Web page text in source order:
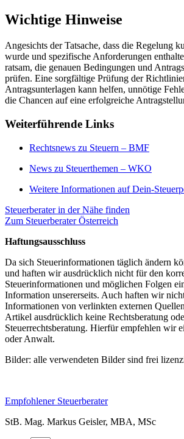
Wichtige Hinweise
Angesichts der Tatsache, dass die Regelung
wurde und spezifische Anforderungen
ratsam, die genauen Bedingungen und
prüfen. Eine sorgfältige Prüfung der
Antragsunterlagen kann helfen, unnötige
die Chancen auf eine erfolgreiche
Weiterführende Links
Rechtsnews zu Steuern – BMF
News zu Steuerthemen – WKO
Weitere Informationen auf Dein-
Steuerberater in der Nähe finden
Zum Steuerberater Österreich
Haftungsausschluss
Da sich Steuerinformationen täglich ändern
und haften wir ausdrücklich nicht für den
Steuerinformationen und möglichen Folgen
Information unsererseits. Auch haften wir
Informationen von verlinkten externen
Artikel ausdrücklich keine Rechtsberatung
Steuerrechtsberatung. Hierfür empfehlen wir
oder Anwalt.
Bilder: alle verwendeten Bilder sind frei
Empfohlener Steuerberater
StB. Mag. Markus Geisler, MBA, MSc